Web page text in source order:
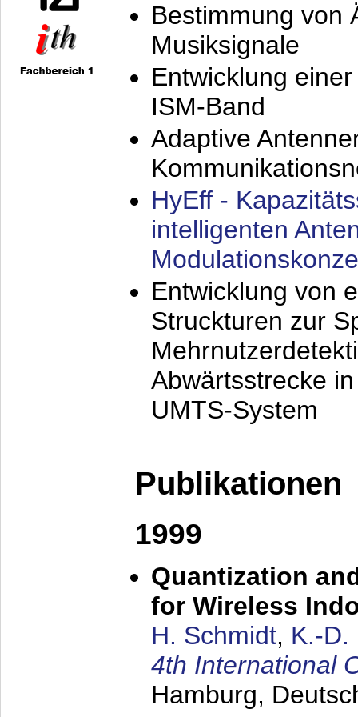
Bestimmung von
Musiksignale
Entwicklung
ISM-Band
Adaptive
HyEff -
intelligenten
Entwicklung von
Struckturen zur
Abwärtsstrecke
UMTS-System
Publikationen
1999
Quantization
for Wireless
H. Schmidt, K.-D.
4th International
Hamburg,